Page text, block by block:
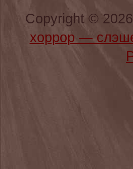
Copyright © 2026
хоррор —